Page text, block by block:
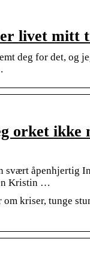
livet mitt
deg for det, og
orket ikke
åpenhjertig
Kristin …
kriser, tunge